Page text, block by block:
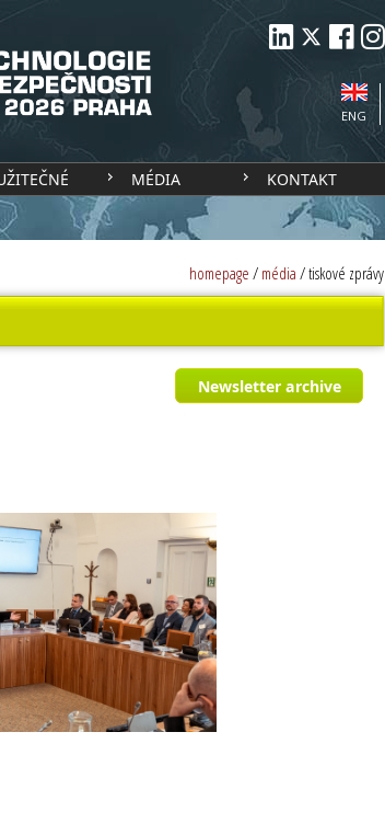
ENG
MÉDIA KONTAKT
homepage/média/tiskové zprávy
Newsletter archive